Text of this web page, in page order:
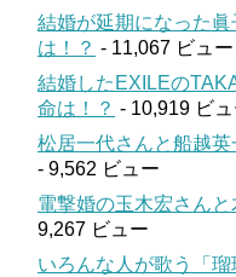
結婚が延期になった
は！？ - 11,067 ビュー
結婚したEXILEの
命は！？ - 10,919 ビ
松居一代さんと船越
- 9,562 ビュー
電撃婚の玉木宏さん
9,267 ビュー
いろんな人が歌う「